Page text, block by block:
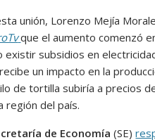
unión, Lorenzo Mejía
que el aumento comenzó
existir subsidios en
un impacto en la
de tortilla subiría a precios
región del país.
de Economía (SE)